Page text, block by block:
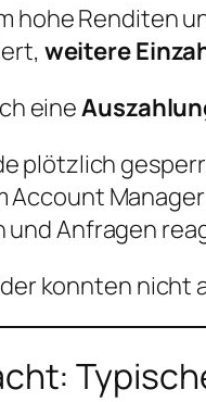
hohe Renditen
weitere
eine
plötzlich
Account
Anfragen
konnten nicht